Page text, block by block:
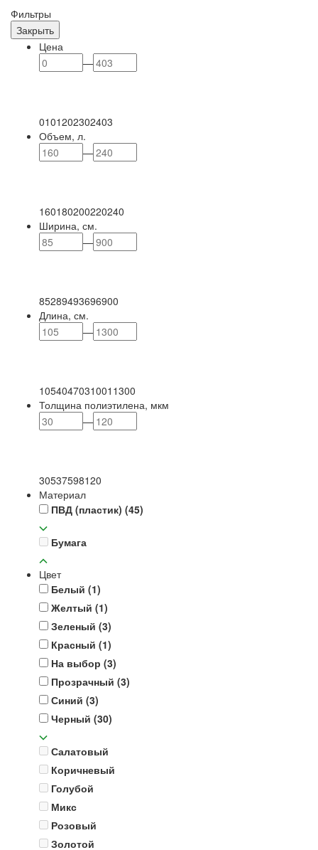
Фильтры
Закрыть
Цена
—
0101202302403
Объем, л.
—
160180200220240
Ширина, см.
—
85289493696900
Длина, см.
—
1054047031001 1300
Толщина полиэтилена, мкм
—
30537598120
Материал
ПВД (пластик) (45)
Бумага
Цвет
Белый (1)
Желтый (1)
Зеленый (3)
Красный (1)
На выбор (3)
Прозрачный (3)
Синий (3)
Черный (30)
Салатовый
Коричневый
Голубой
Микс
Розовый
Золотой